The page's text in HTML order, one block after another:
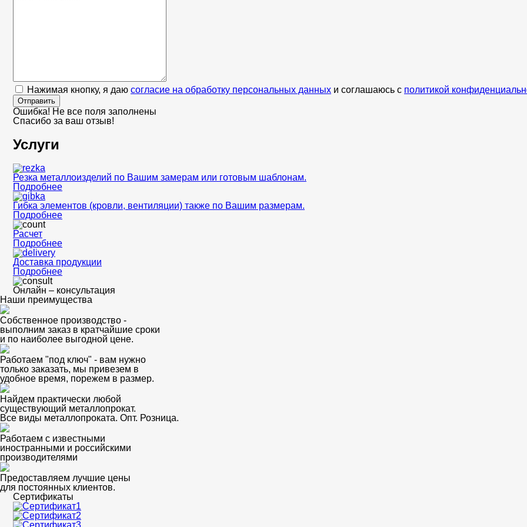
Нажимая кнопку, я даю согласие на обработку персональных данных и соглашаюсь с политикой
Отправить
Ошибка! Не все поля заполнены
Спасибо за ваш отзыв!
Услуги
Резка металлоизделий по Вашим замерам или готовым шаблонам.
Подробнее
Гибка элементов (кровли, вентиляции) также по Вашим размерам.
Подробнее
Расчет
Подробнее
Доставка продукции
Подробнее
Онлайн – консультация
Наши преимущества
Собственное производство -
выполним заказ в кратчайшие сроки
и по наиболее выгодной цене.
Работаем "под ключ" - вам нужно
только заказать, мы привезем в
удобное время, порежем в размер.
Найдем практически любой
существующий металлопрокат.
Все виды металлопроката. Опт. Розница.
Работаем с известными
иностранными и российскими
производителями
Предоставляем лучшие цены
для постоянных клиентов.
Сертификаты